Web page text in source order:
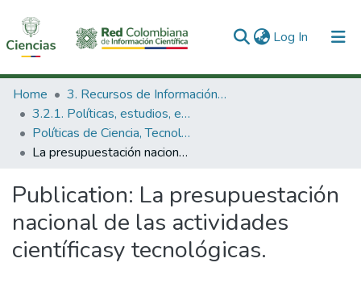
Log In (current)
Communities & Collections
All of DSpace
Statistics
Home
3. Recursos de Información Científica y Tecnológica
3.2.1. Políticas, estudios, evaluaciones e indicadores de CTeI
Políticas de Ciencia, Tecnología e Innovación
La presupuestación nacional de las actividades científicasy tecnológicas.
Publication: La presupuestación
nacional de las actividades
científicasy tecnológicas.